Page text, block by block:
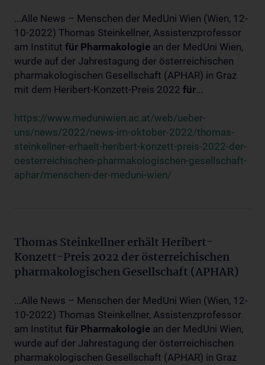
...Alle News – Menschen der MedUni Wien (Wien, 12-
10-2022) Thomas Steinkellner, Assistenzprofessor
am Institut für Pharmakologie an der MedUni Wien,
wurde auf der Jahrestagung der österreichischen
pharmakologischen Gesellschaft (APHAR) in Graz
mit dem Heribert-Konzett-Preis 2022 für...
https://www.meduniwien.ac.at/web/ueber-
uns/news/2022/news-im-oktober-2022/thomas-
steinkellner-erhaelt-heribert-konzett-preis-2022-der-
oesterreichischen-pharmakologischen-gesellschaft-
aphar/menschen-der-meduni-wien/
Thomas Steinkellner erhält Heribert-
Konzett-Preis 2022 der österreichischen
pharmakologischen Gesellschaft (APHAR)
...Alle News – Menschen der MedUni Wien (Wien, 12-
10-2022) Thomas Steinkellner, Assistenzprofessor
am Institut für Pharmakologie an der MedUni Wien,
wurde auf der Jahrestagung der österreichischen
pharmakologischen Gesellschaft (APHAR) in Graz